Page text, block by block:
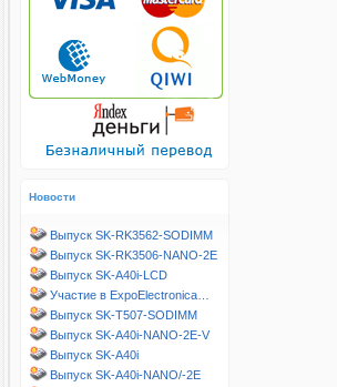
Новости
Выпуск SK-RK3562-SODIMM
Выпуск SK-RK3506-NANO-2E
Выпуск SK-A40i-LCD
Участие в ExpoElectronica…
Выпуск SK-T507-SODIMM
Выпуск SK-A40i-NANO-2E-V
Выпуск SK-A40i
Выпуск SK-A40i-NANO/-2E